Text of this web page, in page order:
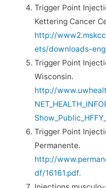
Trigger Point
Kettering Cancer
http://
ets/downloads-
Trigger Point
Wisconsin.
http://
Trigger Point
Permanente.
http://
df/16161.pdf.